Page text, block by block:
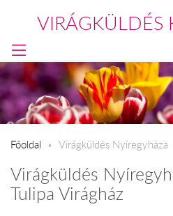
VIRÁGKÜLDÉS
Főoldal Virágküldés Nyíregyháza
Virágküldés
Tulipa Virágház